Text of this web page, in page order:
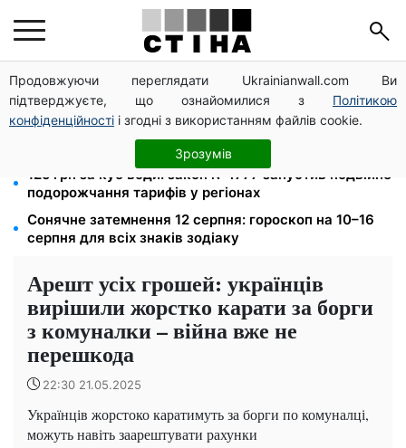
Продовжуючи переглядати Ukrainianwall.com Ви
підтверджуєте, що ознайомилися з Політикою
конфіденційності і згодні з використанням файлів cookie.
Зрозумів
Середа 12 серпня — найнебезпечніший день тижня:
що можна й не можна робити з 10 до 16 серпня
До 19 400 грн на дрова: ПФУ приймає заяви на
субсидію для власників пічного опалення
125 грн за куб води: закон №4777 запустив подвійне
подорожчання тарифів у регіонах
Сонячне затемнення 12 серпня: гороскоп на 10–16
серпня для всіх знаків зодіаку
Арешт усіх грошей: українців
вирішили жорстко карати за борги
з комуналки – війна вже не
перешкода
22:30 21.05.2025
Українців жорстоко каратимуть за борги по комуналці,
можуть навіть заарештувати рахунки